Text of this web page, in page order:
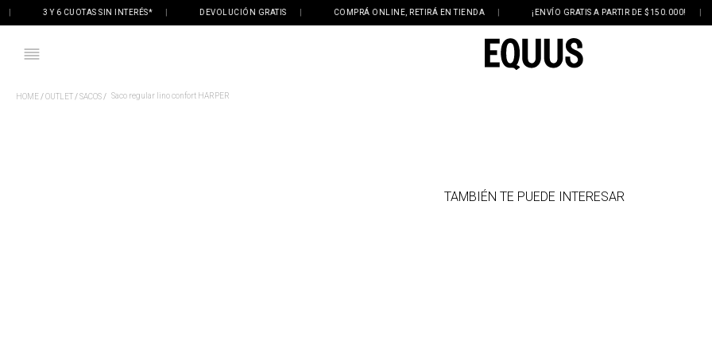
3 Y 6 CUOTAS SIN INTERÉS* | DEVOLUCIÓN GRATIS | COMPRÁ ONLINE, RETIRÁ EN TIENDA | ¡ENVÍO GRATIS A PARTIR DE $150.000! |
OUTLET SACOS Saco regular lino confort HARPER
TAMBIÉN TE PUEDE INTERESAR